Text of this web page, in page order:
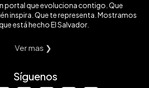
portal que evoluciona contigo. Que
inspira. Que te representa. Mostramos
está hecho El Salvador.
Ver mas ❯
Síguenos